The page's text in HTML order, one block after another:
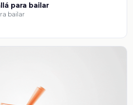
para bailar
bailar